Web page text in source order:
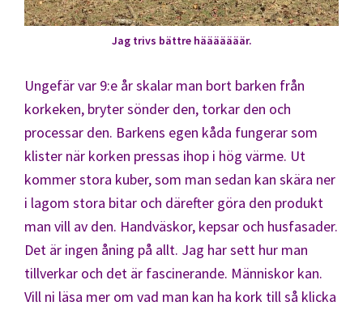
Jag trivs bättre hääääääär.
Ungefär var 9:e år skalar man bort barken från
korkeken, bryter sönder den, torkar den och
processar den. Barkens egen kåda fungerar som
klister när korken pressas ihop i hög värme. Ut
kommer stora kuber, som man sedan kan skära ner
i lagom stora bitar och därefter göra den produkt
man vill av den. Handväskor, kepsar och husfasader.
Det är ingen åning på allt. Jag har sett hur man
tillverkar och det är fascinerande. Människor kan.
Vill ni läsa mer om vad man kan ha kork till så klicka